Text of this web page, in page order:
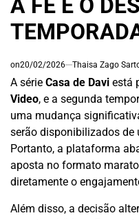
A FÉ E O
on20/02/2026 Thaisa Zago
A série Casa de Davi está
Video, e a segunda
uma mudança
serão disponibilizados de
Portanto, a plataforma
aposta no formato
diretamente o
Além disso, a decisão